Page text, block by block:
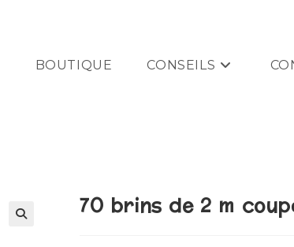
BOUTIQUE CONSEILS
70 brins de 2 m